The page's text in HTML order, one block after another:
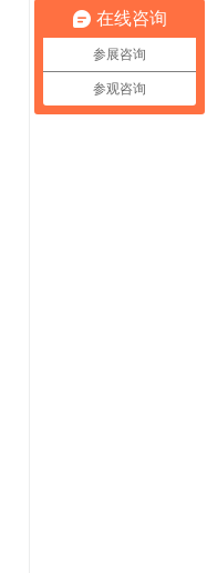
在线咨询
参展咨询
参观咨询